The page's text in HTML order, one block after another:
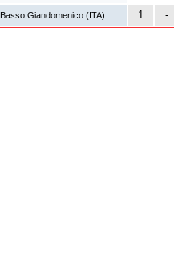
Basso Giandomenico (ITA) 1 -